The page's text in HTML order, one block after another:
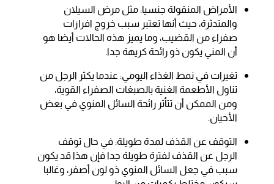
الأمراض المنقولة جنسيا: مثل مرض السيلان
والمتدثرة، حيث أنها تعتبر سبب خروج افرازات
صفراء من القضيب، وما يميز هذه الحالات أيضا هو
أن المني يكون ذو رائحة كريهة جدا.
تغيرات في نمط الغذاء اليومي: عندما يكثر الرجل من
تناول الأطعمة الغنية بالصبغات الصفراء القوية،
ومن الممكن أن تتأثر رائحة السائل المنوي في بعض
الأحيان.
التوقف عن القذف لمدة طويلة: في حال توقف
الرجل عن القذف لفترة طويلة جدا فإن هذا قد يكون
سبب في جعل السائل المنوي ذو لون أصفر، وغالبا